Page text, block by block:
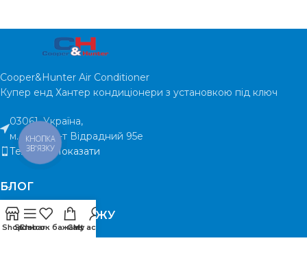
Cooper&Hunter Air Conditioner
Купер енд Хантер кондиціонери з установкою під ключ
03061, Україна,
м. Київ, пр-т Відрадний 95е
Тел:067 Показати
БЛОГ
ЛІДЕРИ ПРОДАЖУ
ShopSidebar
Список бажань
Cart
My account
КНОПКА
ЗВ'ЯЗКУ